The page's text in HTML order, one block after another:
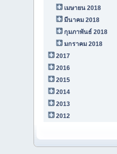
เมษายน 2018
มีนาคม 2018
กุมภาพันธ์ 2018
มกราคม 2018
2017
2016
2015
2014
2013
2012